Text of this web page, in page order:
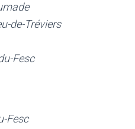
de-Tréviers
Fesc
Fesc